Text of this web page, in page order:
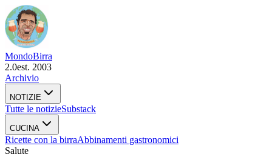
MondoBirra
2.0est. 2003
Archivio
NOTIZIE
Tutte le notizieSubstack
CUCINA
Ricette con la birraAbbinamenti gastronomici
Salute